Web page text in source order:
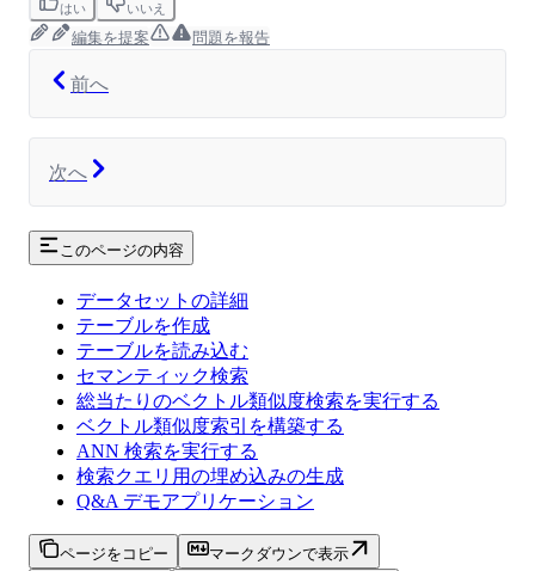
はい いいえ
編集を提案 問題を報告
前へ
次へ
このページの内容
データセットの詳細
テーブルを作成
テーブルを読み込む
セマンティック検索
総当たりのベクトル類似度検索を実行する
ベクトル類似度索引を構築する
ANN 検索を実行する
検索クエリ用の埋め込みの生成
Q&A デモアプリケーション
ページをコピー マークダウンで表示